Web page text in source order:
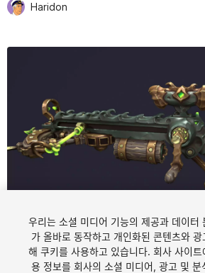
Haridon
1/17
우리는 소셜 미디어 기능의 제공과 데이터
가 올바로 동작하고 개인화된 콘텐츠와 광
해 쿠키를 사용하고 있습니다. 회사 사이
용 정보를 회사의 소셜 미디어, 광고 및 분